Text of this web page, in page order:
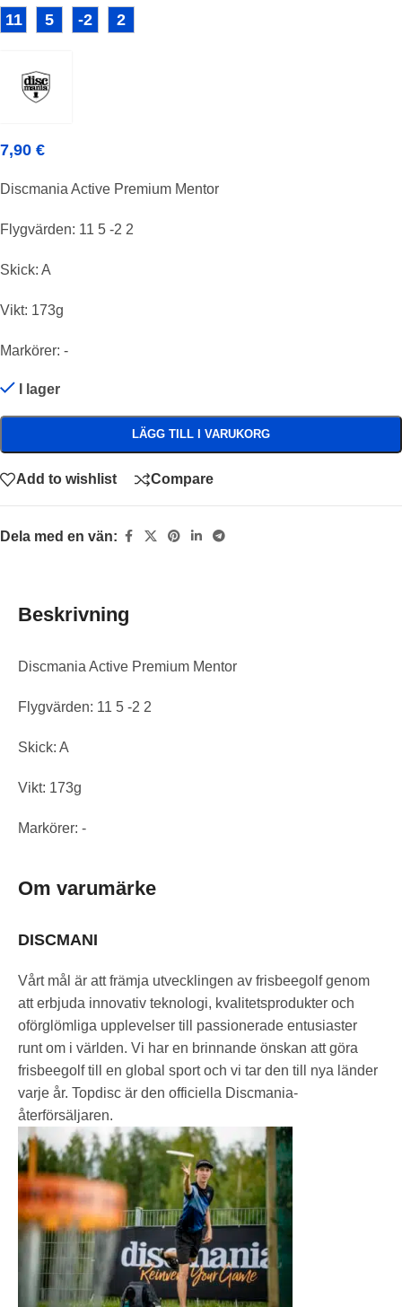
11 5 -2 2
7,90 €
Discmania Active Premium Mentor
Flygvärden: 11 5 -2 2
Skick: A
Vikt: 173g
Markörer: -
I lager
LÄGG TILL I VARUKORG
Add to wishlist Compare
Dela med en vän:
Beskrivning
Discmania Active Premium Mentor
Flygvärden: 11 5 -2 2
Skick: A
Vikt: 173g
Markörer: -
Om varumärke
DISCMANI
Vårt mål är att främja utvecklingen av frisbeegolf genom
att erbjuda innovativ teknologi, kvalitetsprodukter och
oförglömliga upplevelser till passionerade entusiaster
runt om i världen. Vi har en brinnande önskan att göra
frisbeegolf till en global sport och vi tar den till nya länder
varje år. Topdisc är den officiella Discmania-
återförsäljaren.